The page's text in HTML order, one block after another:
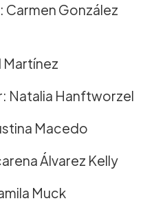
González
Martínez
Natalia Hanftworzel
Macedo
Álvarez Kelly
Muck